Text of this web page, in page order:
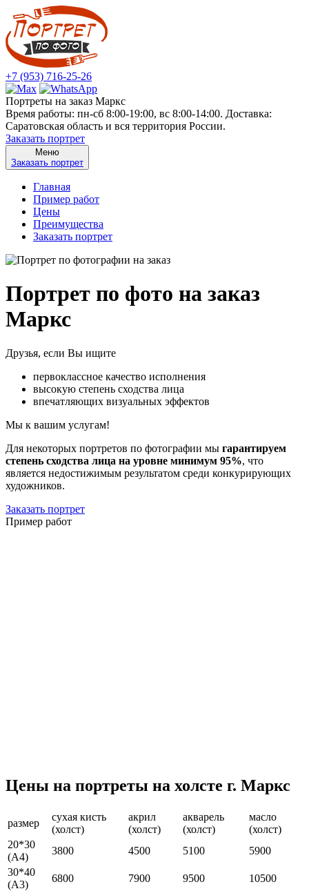
+7 (953) 716-25-26
Портреты на заказ Маркс
Время работы: пн-сб 8:00-19:00, вс 8:00-14:00. Доставка:
Саратовская область и вся территория России.
Заказать портрет
Меню
Заказать портрет
Главная
Пример работ
Цены
Преимущества
Заказать портрет
Портрет по фото на заказ
Маркс
Друзья, если Вы ищите
первоклассное качество исполнения
высокую степень сходства лица
впечатляющих визуальных эффектов
Мы к вашим услугам!
Для некоторых портретов по фотографии мы гарантируем
степень сходства лица на уровне минимум 95%, что
является недостижимым результатом среди конкурирующих
художников.
Заказать портрет
Пример работ
Цены на портреты на холсте г. Маркс
размер
сухая кисть
(холст)
акрил
(холст)
акварель
(холст)
масло
(холст)
20*30
(А4)
3800 4500 5100
5900
30*40
(А3)
6800 7900 9500
10500